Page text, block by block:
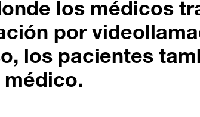
los médicos
por
los pacientes
médico.